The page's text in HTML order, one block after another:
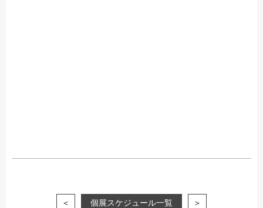
＜ 個展スケジュール一覧 ＞